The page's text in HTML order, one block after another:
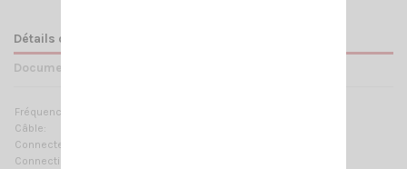
Détails du produit
Documents joints
Fréquences:
Câble:
Connecteur:
Connection Antenne: